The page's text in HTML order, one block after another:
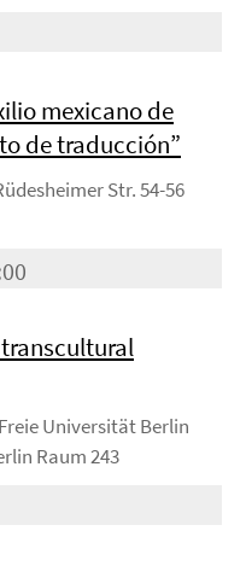
mexicano de
de traducción”
Str. 54-56
Universität Berlin
Raum 243